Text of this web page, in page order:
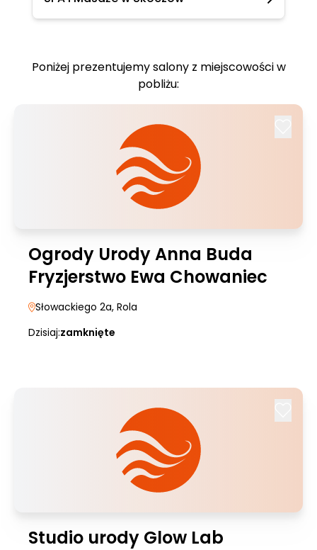
Poniżej prezentujemy salony z miejscowości w
pobliżu:
Ogrody Urody Anna Buda
Fryzjerstwo Ewa Chowaniec
Słowackiego 2a, Rola
Dzisiaj:zamknięte
Studio urody Glow Lab